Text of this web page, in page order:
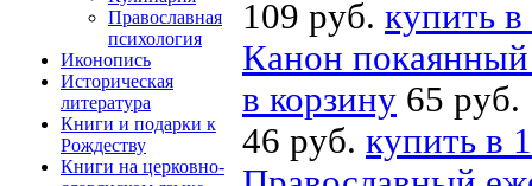
Православная
психология
Иконопись
Историческая
литература
Книги и подарки к
Рождеству
Книги на церковно-
109 руб. купить
Канон покаянный
в корзину 65 руб.
46 руб. купить в